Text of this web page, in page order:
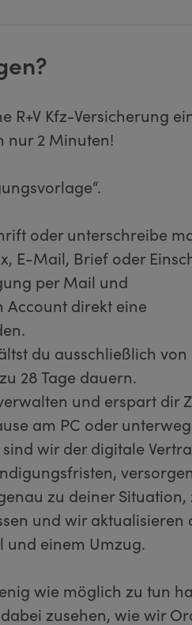
R+V Kfz-Versicherung
nur 2 Minuten!
oder unterschreibe
E-Mail, Brief oder
per Mail und
Account direkt eine
du ausschließlich von
28 Tage dauern.
und erspart dir
am PC oder
wir der digitale
zu deiner Situation,
und wir aktualisieren
und einem Umzug.
wie möglich zu tun
zusehen, wie wir